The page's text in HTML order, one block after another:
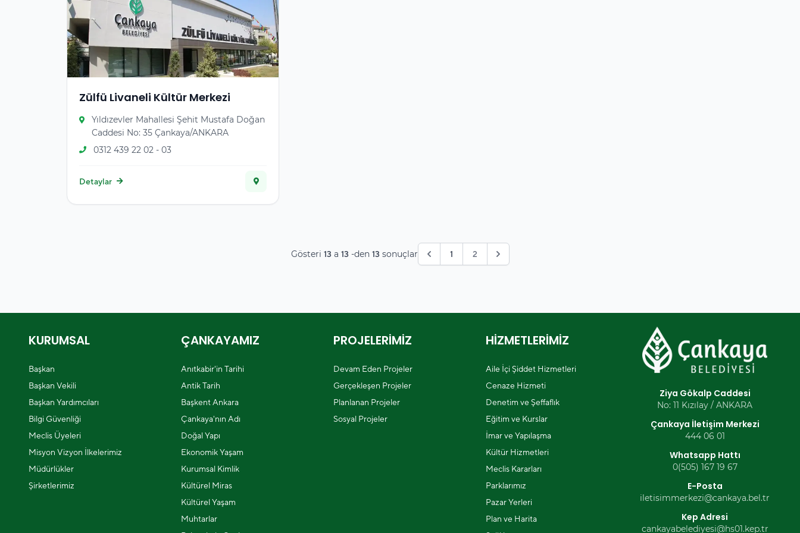
Zülfü Livaneli Kültür Merkezi
Yıldızevler Mahallesi Şehit Mustafa Doğan
Caddesi No: 35 Çankaya/ANKARA
0312 439 22 02 - 03
Detaylar
Gösteri 13 a 13 -den 13 sonuçlar 1 2
KURUMSAL
Başkan
Başkan Vekili
Başkan Yardımcıları
Bilgi Güvenliği
Meclis Üyeleri
Misyon Vizyon İlkelerimiz
Müdürlükler
Şirketlerimiz
ÇANKAYAMIZ
Anıtkabir'in Tarihi
Antik Tarih
Başkent Ankara
Çankaya'nın Adı
Doğal Yapı
Ekonomik Yaşam
Kurumsal Kimlik
Kültürel Miras
Kültürel Yaşam
Muhtarlar
PROJELERİMİZ
Devam Eden Projeler
Gerçekleşen Projeler
Planlanan Projeler
Sosyal Projeler
HİZMETLERİMİZ
Aile İçi Şiddet Hizmetleri
Cenaze Hizmeti
Denetim ve Şeffaflık
Eğitim ve Kurslar
İmar ve Yapılaşma
Kültür Hizmetleri
Meclis Kararları
Parklarımız
Pazar Yerleri
Plan ve Harita
Ziya Gökalp Caddesi
No: 11 Kızılay / ANKARA
Çankaya İletişim Merkezi
444 06 01
Whatsapp Hattı
0(505) 167 19 67
E-Posta
iletisimmerkezi@cankaya.bel.tr
Kep Adresi
cankayabelediyesi@hs01.kep.tr